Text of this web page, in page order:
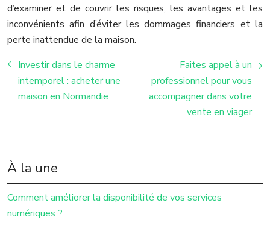
d’examiner et de couvrir les risques, les avantages et les
inconvénients afin d’éviter les dommages financiers et la
perte inattendue de la maison.
Investir dans le charme
intemporel : acheter une
maison en Normandie
Faites appel à un
professionnel pour vous
accompagner dans votre
vente en viager
À la une
Comment améliorer la disponibilité de vos services
numériques ?